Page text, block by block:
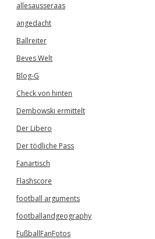
allesausseraas
angedacht
Ballreiter
Beves Welt
Blog-G
Check von hinten
Dembowski ermittelt
Der Libero
Der tödliche Pass
Fanartisch
Flashscore
football arguments
footballandgeography
FußballFanFotos